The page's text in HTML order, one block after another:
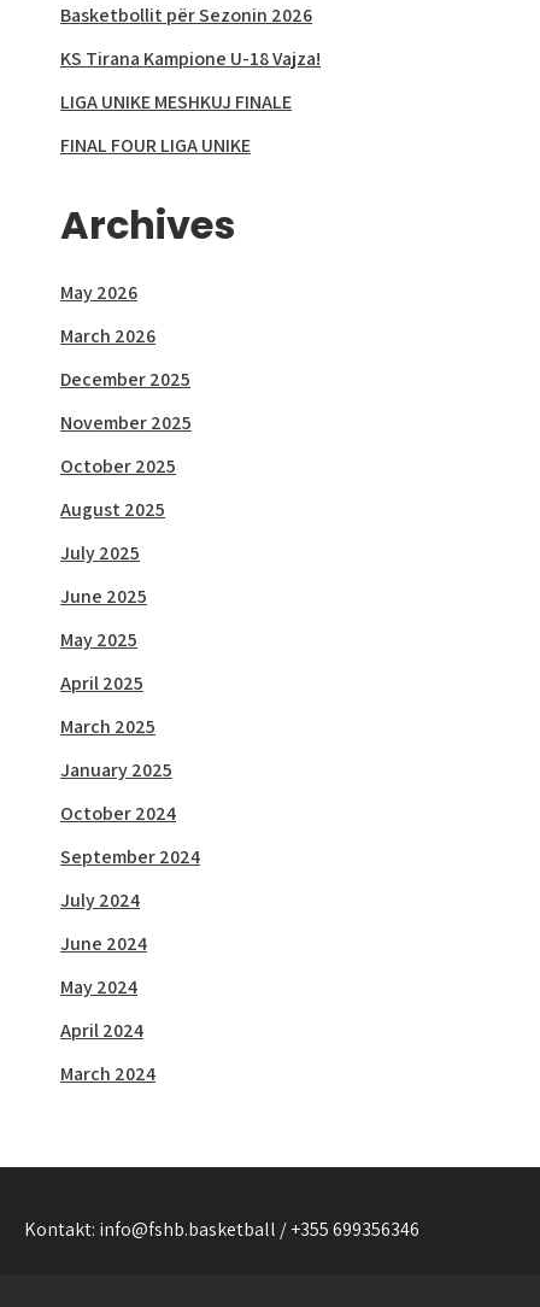
Basketbollit për Sezonin 2026
KS Tirana Kampione U-18 Vajza!
LIGA UNIKE MESHKUJ FINALE
FINAL FOUR LIGA UNIKE
Archives
May 2026
March 2026
December 2025
November 2025
October 2025
August 2025
July 2025
June 2025
May 2025
April 2025
March 2025
January 2025
October 2024
September 2024
July 2024
June 2024
May 2024
April 2024
March 2024
Kontakt: info@fshb.basketball / +355 699356346